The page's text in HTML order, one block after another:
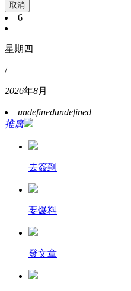
取消
6
星期四
/
2026年8月
undefinedundefined
推廣
去簽到
要爆料
發文章